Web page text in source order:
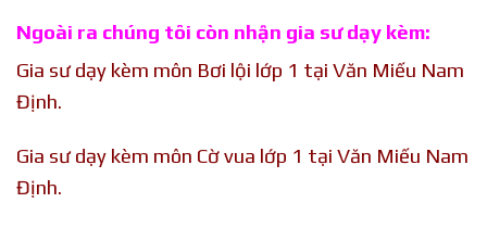
Ngoài ra chúng tôi còn nhận gia sư dạy kèm:
Gia sư dạy kèm môn Bơi lội lớp 1 tại Văn Miếu Nam
Định.
Gia sư dạy kèm môn Cờ vua lớp 1 tại Văn Miếu Nam
Định.